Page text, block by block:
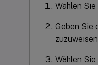
Wählen
Geben Sie
Wählen Sie